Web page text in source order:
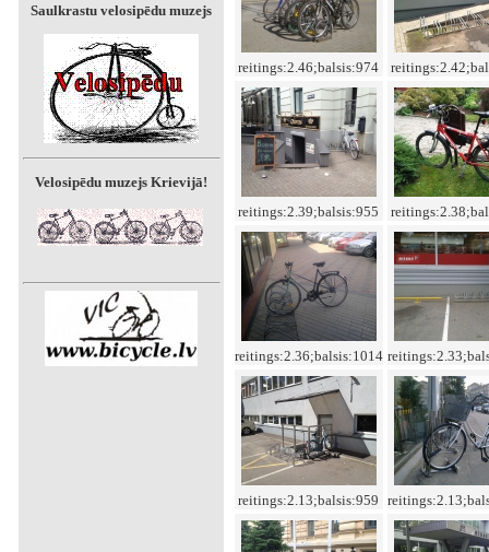
Saulkrastu velosipēdu muzejs
Velosipēdu muzejs Krievijā!
reitings:2.46;balsis:974
reitings:2.39;balsis:955
reitings:2.36;balsis:1014
reitings:2.13;balsis:959